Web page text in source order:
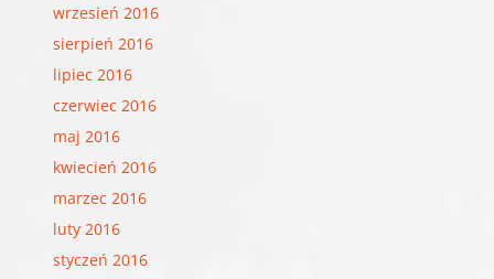
wrzesień 2016
sierpień 2016
lipiec 2016
czerwiec 2016
maj 2016
kwiecień 2016
marzec 2016
luty 2016
styczeń 2016